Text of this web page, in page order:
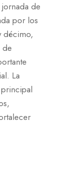
de
por los
décimo,
de
La